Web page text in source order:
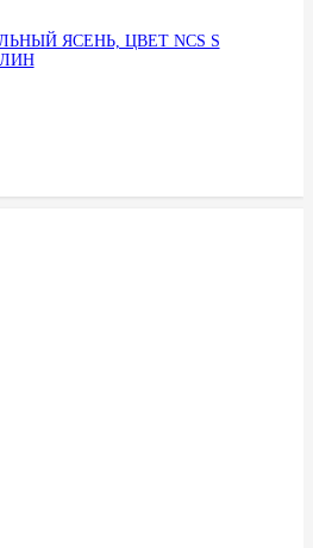
ЯСЕНЬ, ЦВЕТ NCS S